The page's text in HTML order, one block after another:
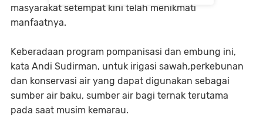
masyarakat setempat kini telah menikmati
manfaatnya.
Keberadaan program pompanisasi dan embung ini,
kata Andi Sudirman, untuk irigasi sawah,perkebunan
dan konservasi air yang dapat digunakan sebagai
sumber air baku, sumber air bagi ternak terutama
pada saat musim kemarau.